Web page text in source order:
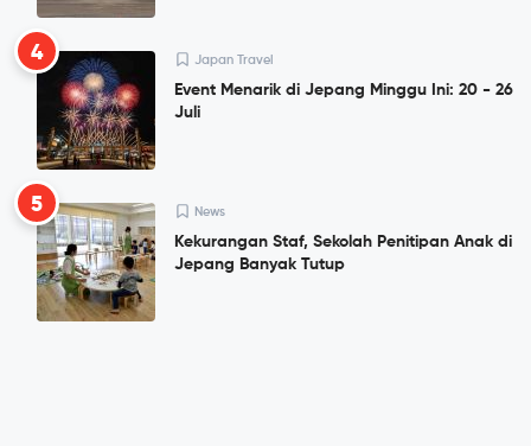
4 Japan Travel
Event Menarik di Jepang Minggu Ini: 20 - 26
Juli
5 News
Kekurangan Staf, Sekolah Penitipan Anak di
Jepang Banyak Tutup